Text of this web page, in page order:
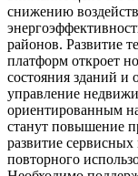
снижению
районов. Развитие
платформ откроет
состояния зданий и
управление
ориентированным
станут повышение
развитие
повторного